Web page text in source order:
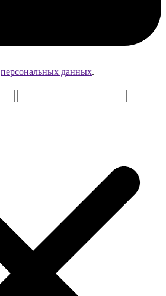
персональных данных.